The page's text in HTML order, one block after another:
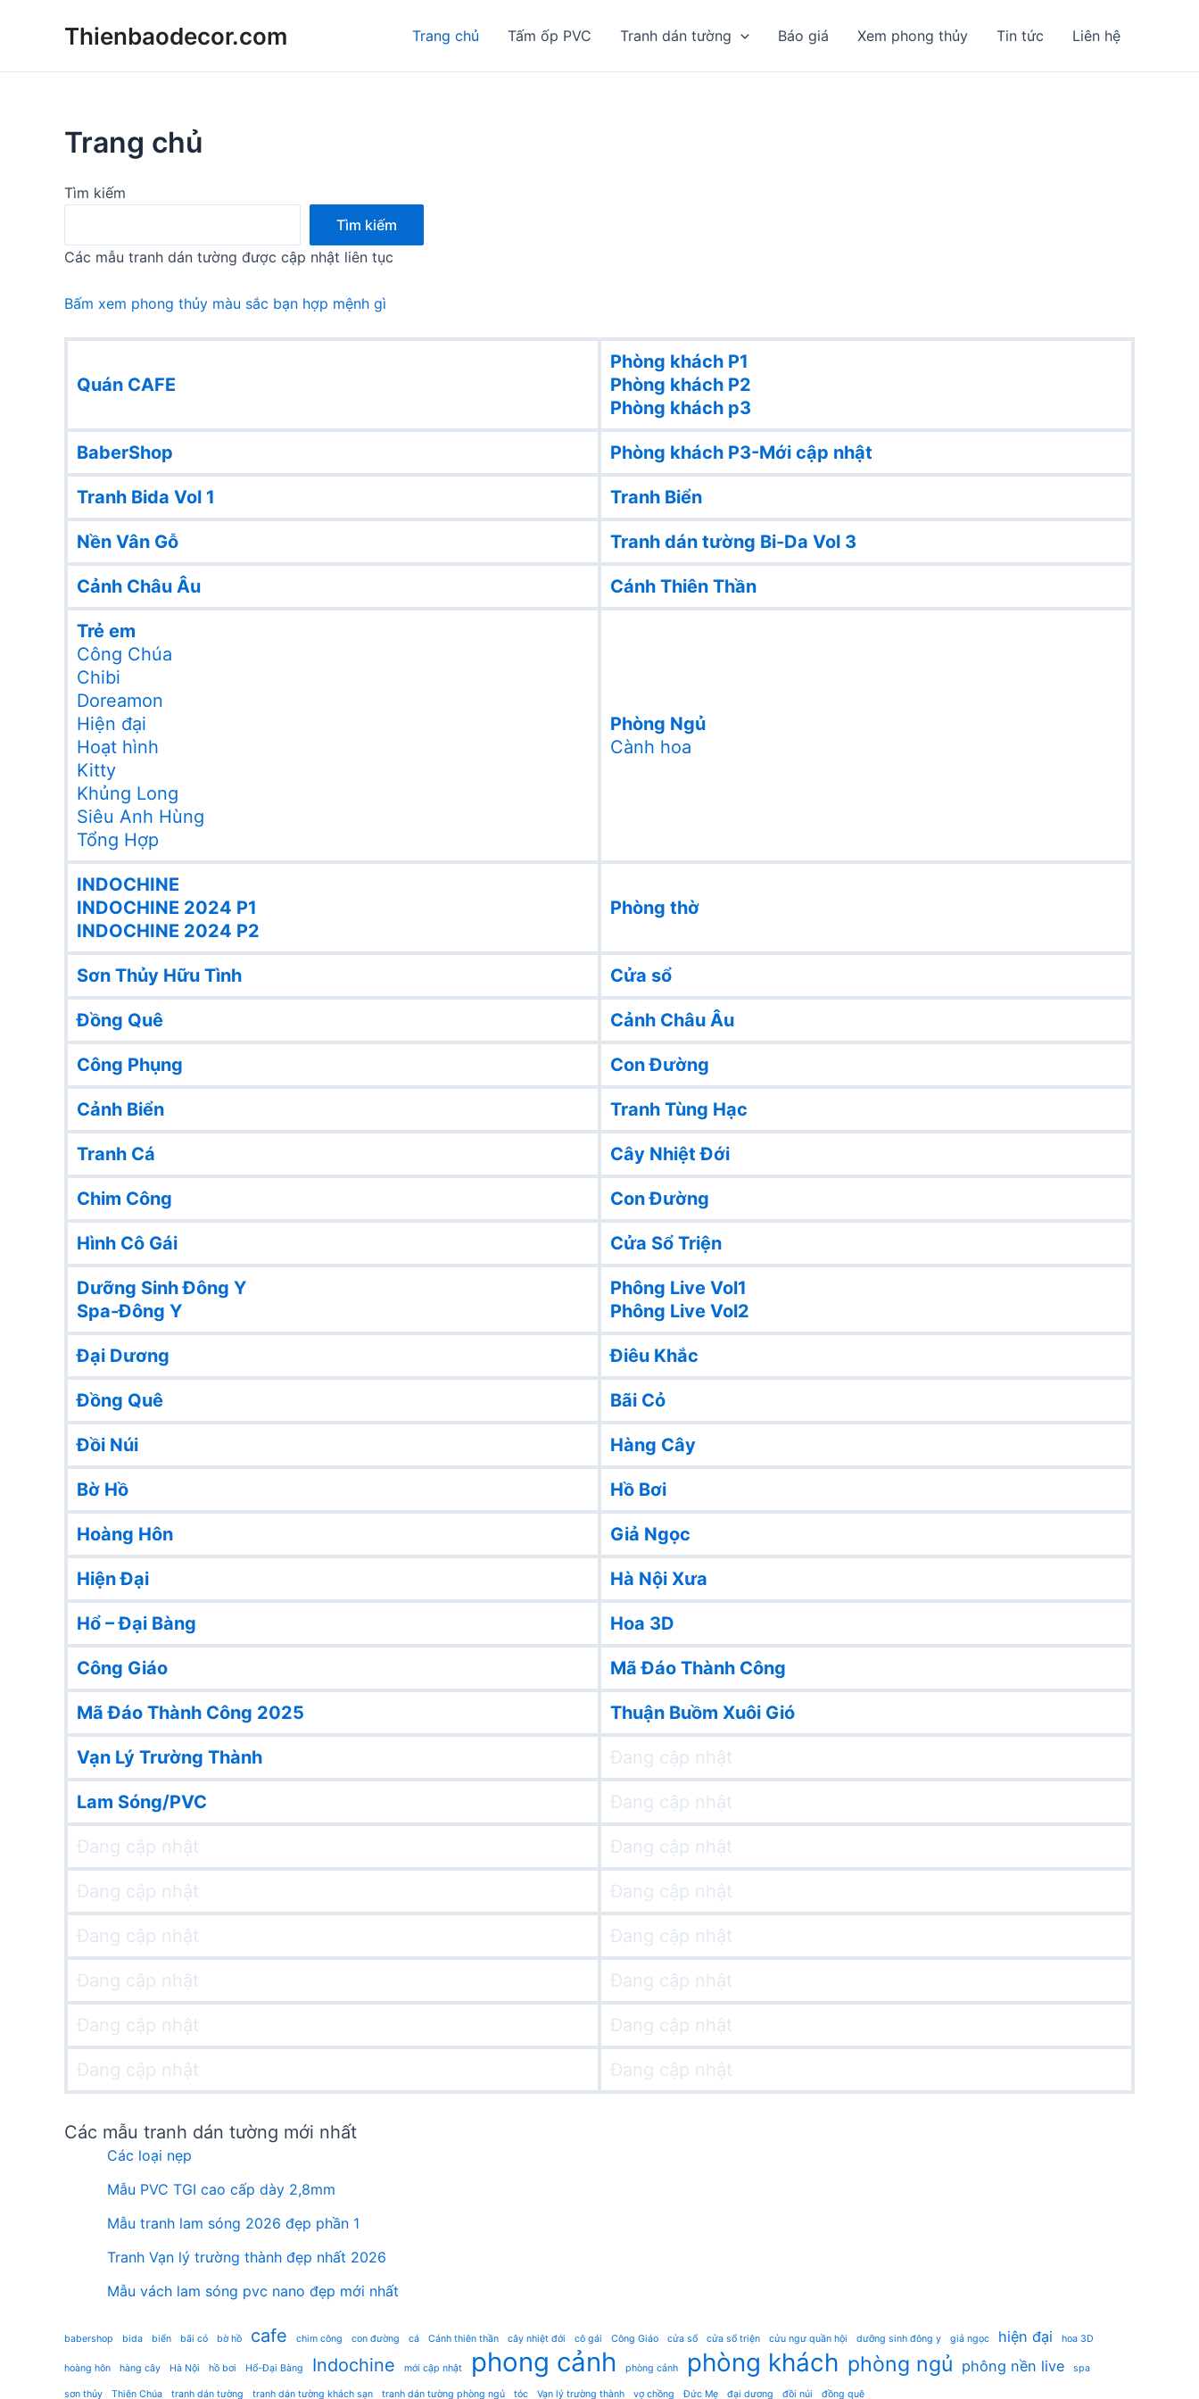
Thienbaodecor.com Trang chủ Tấm ốp PVC Tranh dán tường Báo giá Xem phong thủy Tin tức Liên hệ
Trang chủ
Tìm kiếm
Tìm kiếm
Các mẫu tranh dán tường được cập nhật liên tục
Bấm xem phong thủy màu sắc bạn hợp mệnh gì
Quán CAFE
Phòng khách P1
Phòng khách P2
Phòng khách p3
BaberShop Phòng khách P3-Mới cập nhật
Tranh Bida Vol 1 Tranh Biển
Nền Vân Gỗ Tranh dán tường Bi-Da Vol 3
Cảnh Châu Âu Cánh Thiên Thần
Trẻ em
Công Chúa
Chibi
Doreamon
Hiện đại
Hoạt hình
Kitty
Khủng Long
Siêu Anh Hùng
Tổng Hợp
Phòng Ngủ
Cành hoa
INDOCHINE
INDOCHINE 2024 P1
INDOCHINE 2024 P2
Phòng thờ
Sơn Thủy Hữu Tình Cửa sổ
Đồng Quê Cảnh Châu Âu
Công Phụng Con Đường
Cảnh Biển Tranh Tùng Hạc
Tranh Cá Cây Nhiệt Đới
Chim Công Con Đường
Hình Cô Gái Cửa Sổ Triện
Dưỡng Sinh Đông Y
Spa-Đông Y
Phông Live Vol1
Phông Live Vol2
Đại Dương Điêu Khắc
Đồng Quê Bãi Cỏ
Đồi Núi Hàng Cây
Bờ Hồ Hồ Bơi
Hoàng Hôn Giả Ngọc
Hiện Đại Hà Nội Xưa
Hổ – Đại Bàng Hoa 3D
Công Giáo Mã Đáo Thành Công
Mã Đáo Thành Công 2025 Thuận Buồm Xuôi Gió
Vạn Lý Trường Thành Đang cập nhật
Lam Sóng/PVC Đang cập nhật
Đang cập nhật Đang cập nhật
Đang cập nhật Đang cập nhật
Đang cập nhật Đang cập nhật
Đang cập nhật Đang cập nhật
Đang cập nhật Đang cập nhật
Đang cập nhật Đang cập nhật
Các mẫu tranh dán tường mới nhất
Các loại nẹp
Mẫu PVC TGI cao cấp dày 2,8mm
Mẫu tranh lam sóng 2026 đẹp phần 1
Tranh Vạn lý trường thành đẹp nhất 2026
Mẫu vách lam sóng pvc nano đẹp mới nhất
babershop bida biển bãi cỏ bờ hồ cafe chim công con đường cá Cánh thiên thần cây nhiệt đới cô gái Công Giáo cửa sổ cửa sổ triện cửu ngư quần hội dưỡng sinh đông y giả ngọc hiện đại hoa 3D
hoàng hôn hàng cây Hà Nội hồ bơi Hổ-Đại Bàng Indochine mới cập nhật phong cảnh phòng cảnh phòng khách phòng ngủ phông nền live spa
sơn thủy Thiên Chúa tranh dán tường tranh dán tường khách sạn tranh dán tường phòng ngủ tóc Vạn lý trường thành vợ chồng Đức Mẹ đại dương đồi núi đồng quê